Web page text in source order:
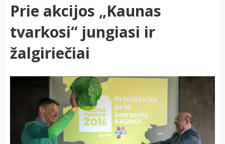
Prie akcijos „Kaunas
tvarkosi“ jungiasi ir
žalgiriečiai